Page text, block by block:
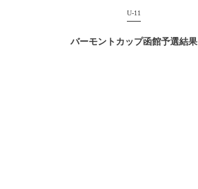
U-11
バーモントカップ函館予選結果